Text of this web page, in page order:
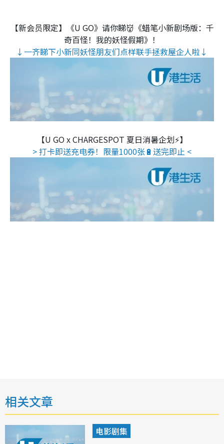
【新会员限定】《U GO》请你睇👹《蜡笔小新剧场版：千
奇百怪！我的妖怪假期》！
↓一齐睇下小新同妖怪朋友们点样联手拯救屋企人啦↓
【U GO x CHARGESPOT 夏日消暑企划⚡】
> 打卡即送充电券！限量1000张🔋送完即止 <
相关文章
电影剧集